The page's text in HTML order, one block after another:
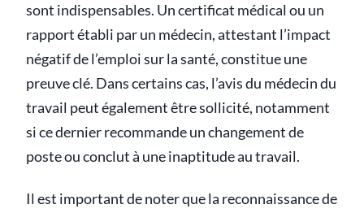
sont indispensables. Un certificat médical ou un
rapport établi par un médecin, attestant l’impact
négatif de l’emploi sur la santé, constitue une
preuve clé. Dans certains cas, l’avis du médecin du
travail peut également être sollicité, notamment
si ce dernier recommande un changement de
poste ou conclut à une inaptitude au travail.
Il est important de noter que la reconnaissance de